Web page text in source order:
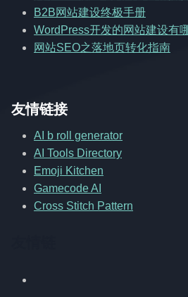
B2B网站建设终极手册
WordPress开发的网站建设有
网站SEO之落地页转化指南
友情链接
AI b roll generator
AI Tools Directory
Emoji Kitchen
Gamecode AI
Cross Stitch Pattern